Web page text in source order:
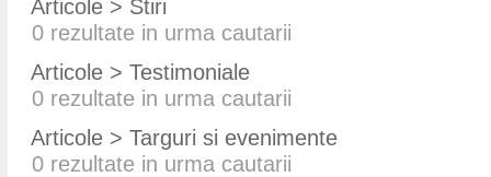
Articole > Stiri
0 rezultate in urma cautarii
Articole > Testimoniale
0 rezultate in urma cautarii
Articole > Targuri si evenimente
0 rezultate in urma cautarii